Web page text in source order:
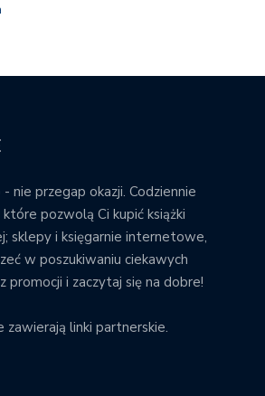
nie przegap okazji. Codziennie
pozwolą Ci kupić książki
sklepy i księgarnie internetowe,
w poszukiwaniu ciekawych
promocji i zaczytaj się na dobre!
zawierają linki partnerskie.